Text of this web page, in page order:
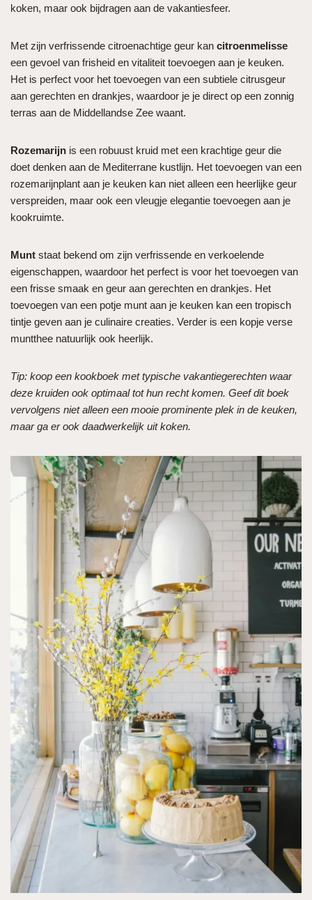
koken, maar ook bijdragen aan de vakantiesfeer.
Met zijn verfrissende citroenachtige geur kan citroenmelisse
een gevoel van frisheid en vitaliteit toevoegen aan je keuken.
Het is perfect voor het toevoegen van een subtiele citrusgeur
aan gerechten en drankjes, waardoor je je direct op een zonnig
terras aan de Middellandse Zee waant.
Rozemarijn is een robuust kruid met een krachtige geur die
doet denken aan de Mediterrane kustlijn. Het toevoegen van een
rozemarijnplant aan je keuken kan niet alleen een heerlijke geur
verspreiden, maar ook een vleugje elegantie toevoegen aan je
kookruimte.
Munt staat bekend om zijn verfrissende en verkoelende
eigenschappen, waardoor het perfect is voor het toevoegen van
een frisse smaak en geur aan gerechten en drankjes. Het
toevoegen van een potje munt aan je keuken kan een tropisch
tintje geven aan je culinaire creaties. Verder is een kopje verse
muntthee natuurlijk ook heerlijk.
Tip: koop een kookboek met typische vakantiegerechten waar
deze kruiden ook optimaal tot hun recht komen. Geef dit boek
vervolgens niet alleen een mooie prominente plek in de keuken,
maar ga er ook daadwerkelijk uit koken.